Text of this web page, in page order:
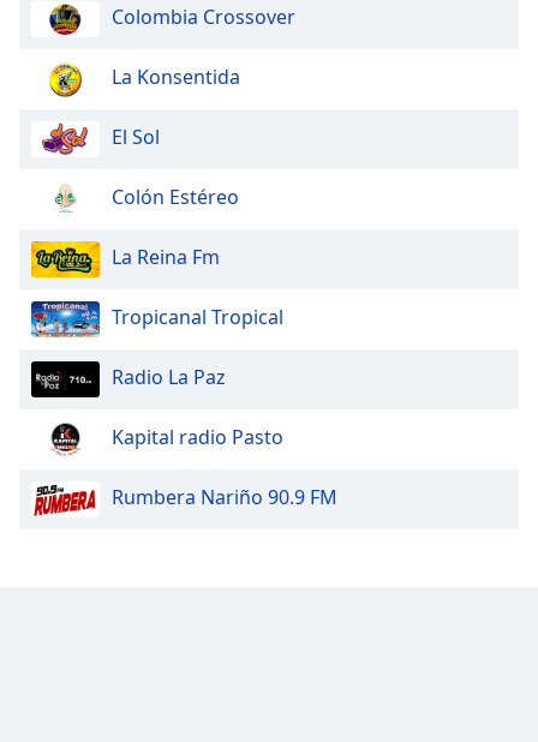
Colombia Crossover
La Konsentida
El Sol
Colón Estéreo
La Reina Fm
Tropicanal Tropical
Radio La Paz
Kapital radio Pasto
Rumbera Nariño 90.9 FM